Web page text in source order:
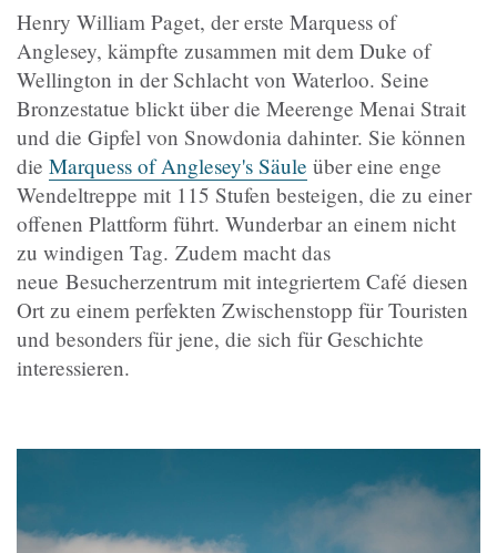
Henry William Paget, der erste Marquess of
Anglesey, kämpfte zusammen mit dem Duke of
Wellington in der Schlacht von Waterloo. Seine
Bronzestatue blickt über die Meerenge Menai Strait
und die Gipfel von Snowdonia dahinter. Sie können
die Marquess of Anglesey's Säule über eine enge
Wendeltreppe mit 115 Stufen besteigen, die zu einer
offenen Plattform führt. Wunderbar an einem nicht
zu windigen Tag. Zudem macht das
neue Besucherzentrum mit integriertem Café diesen
Ort zu einem perfekten Zwischenstopp für Touristen
und besonders für jene, die sich für Geschichte
interessieren.